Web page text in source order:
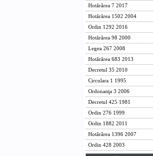
Hotărârea 7 2017
Hotărârea 1502 2004
Ordin 1292 2016
Hotărârea 98 2000
Legea 267 2008
Hotărârea 683 2013
Decretul 35 2010
Circulara 1 1995
Ordonanţa 3 2006
Decretul 425 1981
Ordin 276 1999
Ordin 1882 2011
Hotărârea 1396 2007
Ordin 428 2003